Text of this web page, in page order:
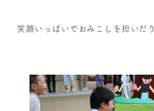
笑顔いっぱいでおみこしを担いだり